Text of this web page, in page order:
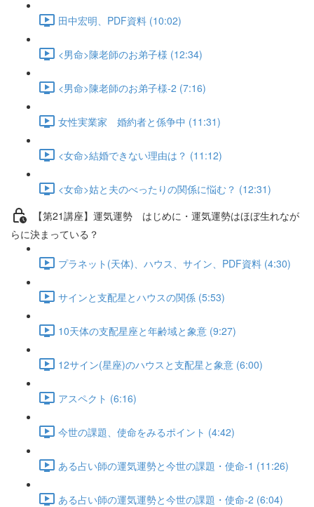
田中宏明、PDF資料 (10:02)
<男命>陳老師のお弟子様 (12:34)
<男命>陳老師のお弟子様-2 (7:16)
女性実業家 婚約者と係争中 (11:31)
<女命>結婚できない理由は？ (11:12)
<女命>姑と夫のべったりの関係に悩む？ (12:31)
【第21講座】運気運勢 はじめに・運気運勢はほぼ生れなが
らに決まっている？
プラネット(天体)、ハウス、サイン、PDF資料 (4:30)
サインと支配星とハウスの関係 (5:53)
10天体の支配星座と年齢域と象意 (9:27)
12サイン(星座)のハウスと支配星と象意 (6:00)
アスペクト (6:16)
今世の課題、使命をみるポイント (4:42)
ある占い師の運気運勢と今世の課題・使命-1 (11:26)
ある占い師の運気運勢と今世の課題・使命-2 (6:04)